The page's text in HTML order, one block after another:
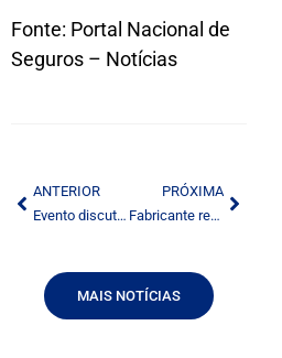
Fonte: Portal Nacional de
Seguros – Notícias
ANTERIOR
Evento discute regulação de conteúdo de mídia
PRÓXIMA
Fabricante recupera incentivo que perdeu no PPB do celular com TV Digital
MAIS NOTÍCIAS